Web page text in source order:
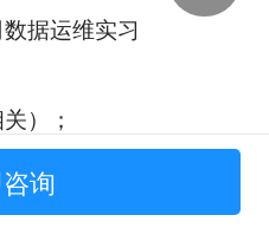
据运维实习
）；
分析大赛；
询